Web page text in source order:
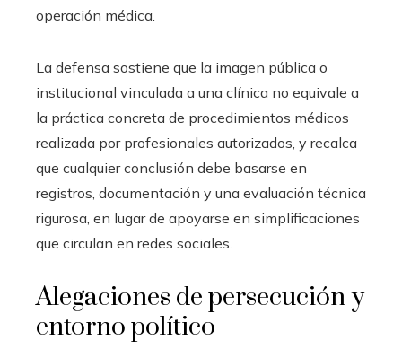
operación médica.
La defensa sostiene que la imagen pública o
institucional vinculada a una clínica no equivale a
la práctica concreta de procedimientos médicos
realizada por profesionales autorizados, y recalca
que cualquier conclusión debe basarse en
registros, documentación y una evaluación técnica
rigurosa, en lugar de apoyarse en simplificaciones
que circulan en redes sociales.
Alegaciones de persecución y
entorno político